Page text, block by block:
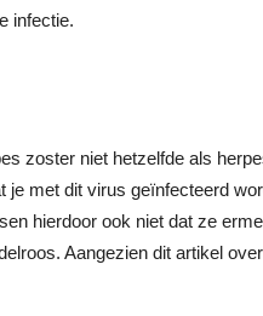
infectie.
zoster niet hetzelfde als
met dit virus geïnfecteerd
hierdoor ook niet dat ze
Aangezien dit artikel